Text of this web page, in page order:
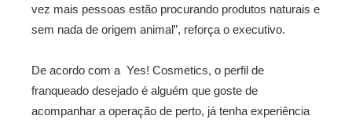
vez mais pessoas estão procurando produtos naturais e
sem nada de origem animal”, reforça o executivo.
De acordo com a Yes! Cosmetics, o perfil de
franqueado desejado é alguém que goste de
acompanhar a operação de perto, já tenha experiência